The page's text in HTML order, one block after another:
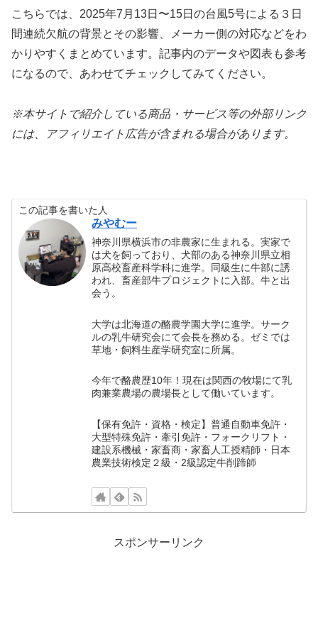
こちらでは、2025年7月13日〜15日の台風5号による３日
間連続欠航の背景とその影響、メーカー側の対応などをわ
かりやすくまとめています。記事内のデータや図表も参考
になるので、あわせてチェックしてみてください。
※本サイトで紹介している商品・サービス等の外部リンク
には、アフィリエイト広告が含まれる場合があります。
この記事を書いた人
みやむー
神奈川県横浜市の非農家に生まれる。実家で
は犬を飼っており、犬部のある神奈川県立相
原高校畜産科学科に進学。同級生に牛部に誘
われ、畜産部牛プロジェクトに入部。牛と出
会う。
大学は北海道の酪農学園大学に進学。サーク
ルの乳牛研究会にて会長を務める。ゼミでは
草地・飼料生産学研究室に所属。
今年で酪農歴10年！現在は関西の牧場にて乳
肉兼業農場の農場長として働いています。
【保有免許・資格・検定】普通自動車免許・
大型特殊免許・牽引免許・フォークリフト・
建設系機械・家畜商・家畜人工授精師・日本
農業技術検定２級・2級認定牛削蹄師
スポンサーリンク